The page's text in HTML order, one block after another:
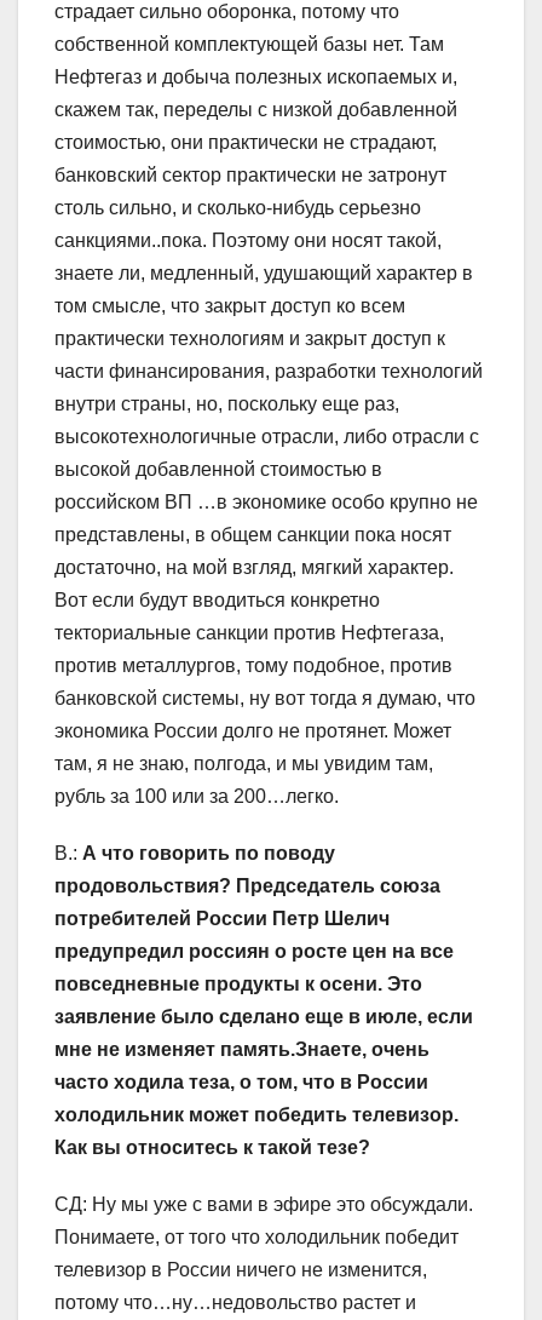
страдает сильно оборонка, потому что
собственной комплектующей базы нет. Там
Нефтегаз и добыча полезных ископаемых и,
скажем так, переделы с низкой добавленной
стоимостью, они практически не страдают,
банковский сектор практически не затронут
столь сильно, и сколько-нибудь серьезно
санкциями..пока. Поэтому они носят такой,
знаете ли, медленный, удушающий характер в
том смысле, что закрыт доступ ко всем
практически технологиям и закрыт доступ к
части финансирования, разработки технологий
внутри страны, но, поскольку еще раз,
высокотехнологичные отрасли, либо отрасли с
высокой добавленной стоимостью в
российском ВП …в экономике особо крупно не
представлены, в общем санкции пока носят
достаточно, на мой взгляд, мягкий характер.
Вот если будут вводиться конкретно
текториальные санкции против Нефтегаза,
против металлургов, тому подобное, против
банковской системы, ну вот тогда я думаю, что
экономика России долго не протянет. Может
там, я не знаю, полгода, и мы увидим там,
рубль за 100 или за 200…легко.
В.: А что говорить по поводу
продовольствия? Председатель союза
потребителей России Петр Шелич
предупредил россиян о росте цен на все
повседневные продукты к осени. Это
заявление было сделано еще в июле, если
мне не изменяет память.Знаете, очень
часто ходила теза, о том, что в России
холодильник может победить телевизор.
Как вы относитесь к такой тезе?
СД: Ну мы уже с вами в эфире это обсуждали.
Понимаете, от того что холодильник победит
телевизор в России ничего не изменится,
потому что…ну…недовольство растет и